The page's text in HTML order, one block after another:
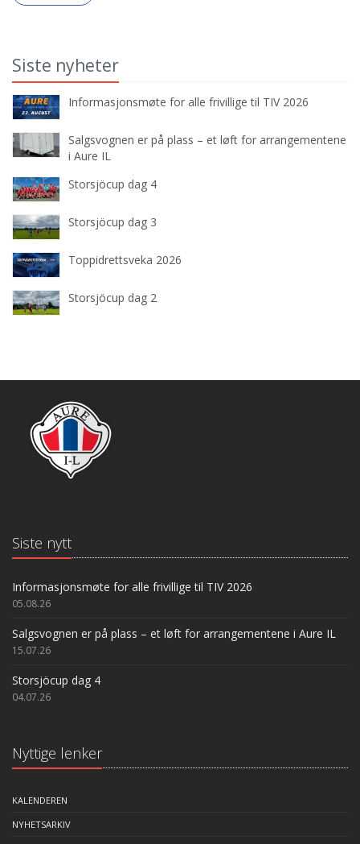
Siste nyheter
Informasjonsmøte for alle frivillige til TIV 2026
Salgsvognen er på plass – et løft for arrangementene
i Aure IL
Storsjöcup dag 4
Storsjöcup dag 3
Toppidrettsveka 2026
Storsjöcup dag 2
Siste nytt
Informasjonsmøte for alle frivillige til TIV 2026
05.08.26
Salgsvognen er på plass – et løft for arrangementene i Aure IL
15.07.26
Storsjöcup dag 4
04.07.26
Nyttige lenker
KALENDEREN
NYHETSARKIV